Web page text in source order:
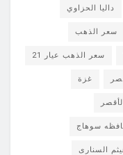
داليا الحزاوي
سعر الذهب
سعر الذهب عيار 21
غزة
سوهاج
السنارى